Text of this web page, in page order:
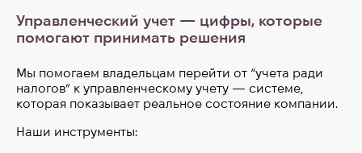
Управленческий учет — цифры, которые
помогают принимать решения
Мы помогаем владельцам перейти от “учета ради
налогов” к управленческому учету — системе,
которая показывает реальное состояние компании.
Наши инструменты: